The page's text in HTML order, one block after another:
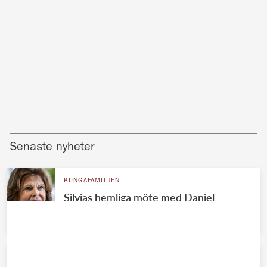
Senaste nyheter
KUNGAFAMILJEN
Silvias hemliga möte med Daniel